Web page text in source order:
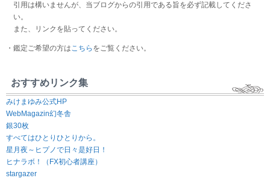
引用は構いませんが、当ブログからの引用である旨を必ず記載してくださ
い。
また、リンクを貼ってください。
・鑑定ご希望の方はこちら をご覧ください。
おすすめリンク集
みけまゆみ公式HP
WebMagazin幻冬舎
銀30枚
すべてはひとりひとりから。
星月夜～ヒプノで日々是好日！
ヒナラボ！（FX初心者講座）
stargazer